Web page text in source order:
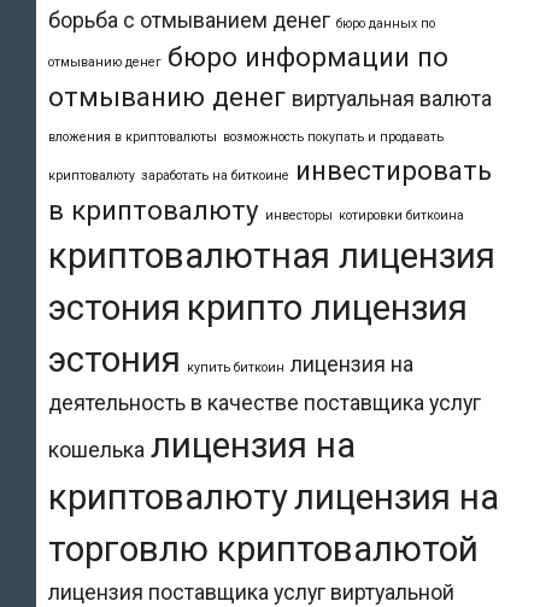
борьба с отмыванием денег бюро данных по
отмыванию денег бюро информации по
отмыванию денег виртуальная валюта
вложения в криптовалюты возможность покупать и продавать
криптовалюту заработать на биткоине
инвестировать
в криптовалюту инвесторы котировки биткоина
криптовалютная лицензия
эстония крипто лицензия
эстония
купить биткоин лицензия на
деятельность в качестве поставщика услуг
кошелька лицензия на
криптовалютулицензия на
торговлю криптовалютой
лицензия поставщика услуг виртуальной